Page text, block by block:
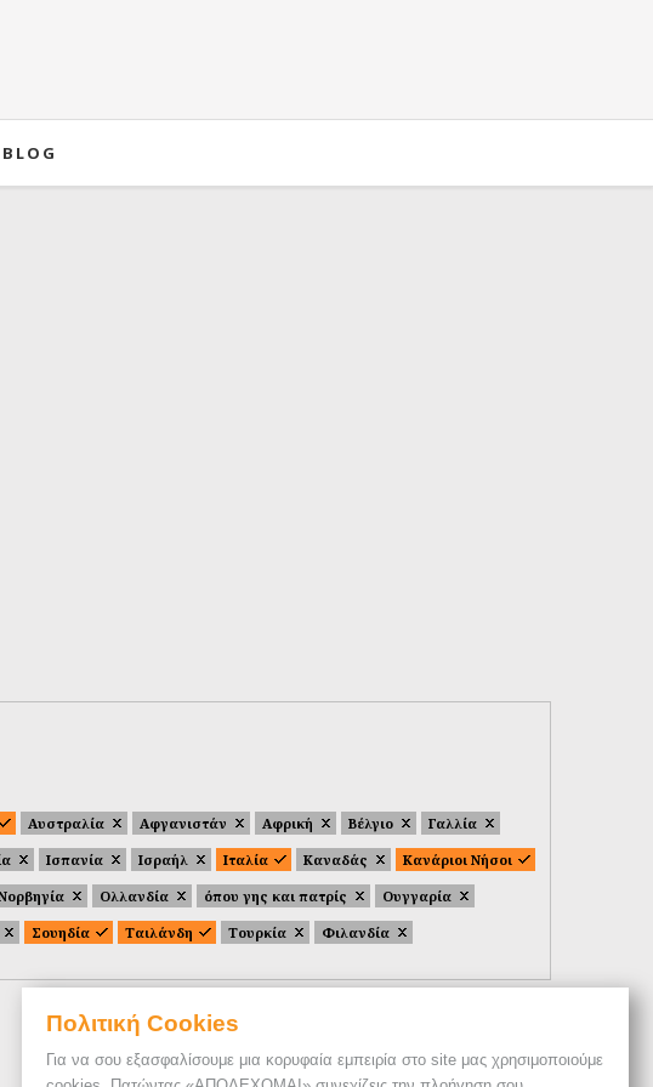
Πολιτική Cookies
Για να σου εξασφαλίσουμε μια κορυφαία εμπειρία στο site μας χρησιμοποιούμε
BLOG
Αυστραλία Αφγανιστάν Αφρική Βέλγιο
Γαλλία
Ισπανία Ισραήλ Ιταλία Καναδάς
Κανάριοι Νήσοι
Ολλανδία όπου γης και πατρίς
Ουγγαρία
Σουηδία Ταιλάνδη Τουρκία Φιλανδία